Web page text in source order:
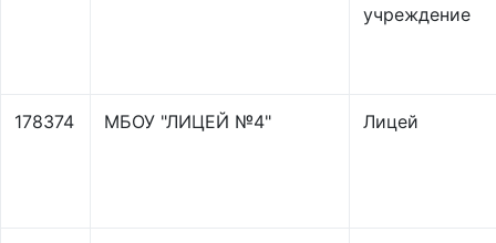
учреждение
178374 МБОУ "ЛИЦЕЙ №4" Лицей